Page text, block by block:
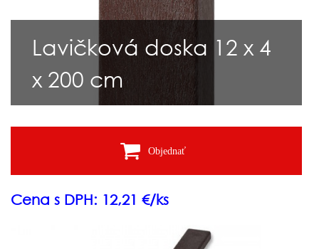
Lavičková doska 12 x 4
x 200 cm
Objednať
Cena s DPH: 12,21 €/ks